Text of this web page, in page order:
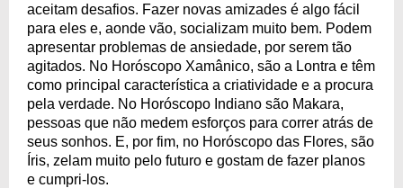
aceitam desafios. Fazer novas amizades é algo fácil
para eles e, aonde vão, socializam muito bem. Podem
apresentar problemas de ansiedade, por serem tão
agitados. No Horóscopo Xamânico, são a Lontra e têm
como principal característica a criatividade e a procura
pela verdade. No Horóscopo Indiano são Makara,
pessoas que não medem esforços para correr atrás de
seus sonhos. E, por fim, no Horóscopo das Flores, são
Íris, zelam muito pelo futuro e gostam de fazer planos
e cumpri-los.